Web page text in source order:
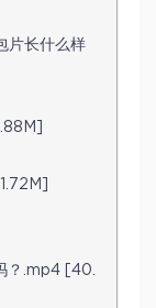
片长什么样
？.mp4 [40.